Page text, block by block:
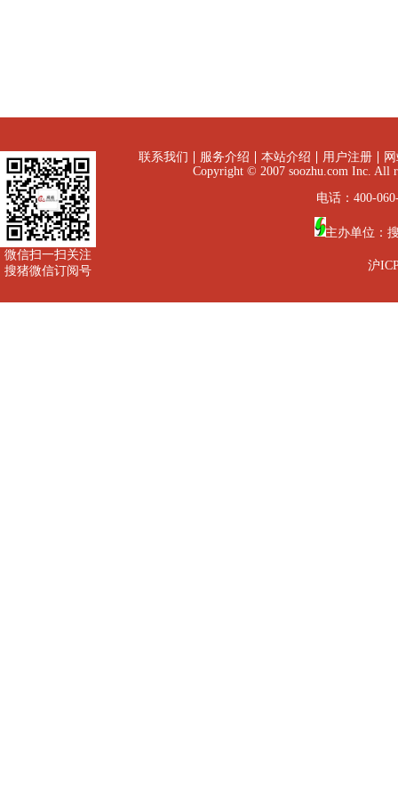
微信扫一扫关注
搜猪微信订阅号
联系我们 服务介绍 本站介绍 用户注册
Copyright © 2007 soozhu.com Inc.
电话：400-
主办单位：
沪